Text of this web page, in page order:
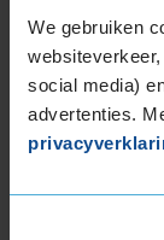
We gebruiken
social media)
advertenties.